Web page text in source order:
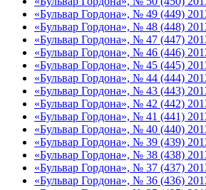
«Бульвар Гордона», № 49 (449)
«Бульвар Гордона», № 48 (448)
«Бульвар Гордона», № 47 (447)
«Бульвар Гордона», № 46 (446)
«Бульвар Гордона», № 45 (445)
«Бульвар Гордона», № 44 (444)
«Бульвар Гордона», № 43 (443)
«Бульвар Гордона», № 42 (442)
«Бульвар Гордона», № 41 (441)
«Бульвар Гордона», № 40 (440)
«Бульвар Гордона», № 39 (439)
«Бульвар Гордона», № 38 (438)
«Бульвар Гордона», № 37 (437)
«Бульвар Гордона», № 36 (436)